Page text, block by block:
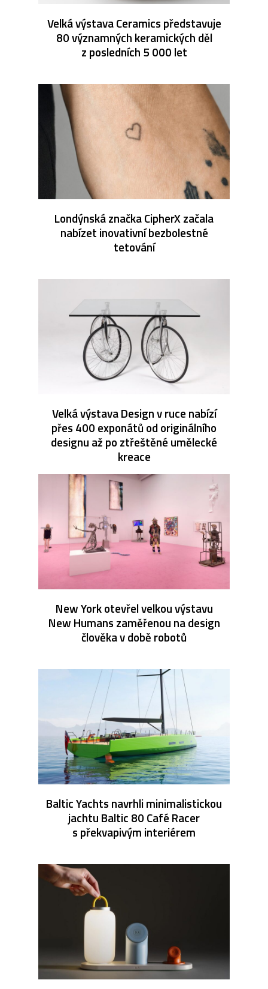
Velká výstava Ceramics představuje
80 významných keramických děl
z posledních 5 000 let
Londýnská značka CipherX začala
nabízet inovativní bezbolestné
tetování
Velká výstava Design v ruce nabízí
přes 400 exponátů od originálního
designu až po ztřeštěné umělecké
kreace
New York otevřel velkou výstavu
New Humans zaměřenou na design
člověka v době robotů
Baltic Yachts navrhli minimalistickou
jachtu Baltic 80 Café Racer
s překvapivým interiérem